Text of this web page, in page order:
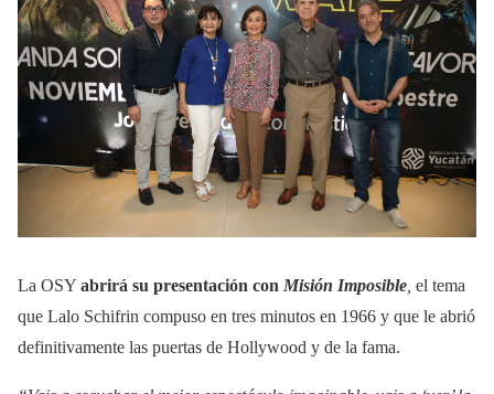
La OSY abrirá su presentación con Misión Imposible el tema
que Lalo Schifrin compuso en tres minutos en 1966 y que le abrió
definitivamente las puertas de Hollywood y de la fama.